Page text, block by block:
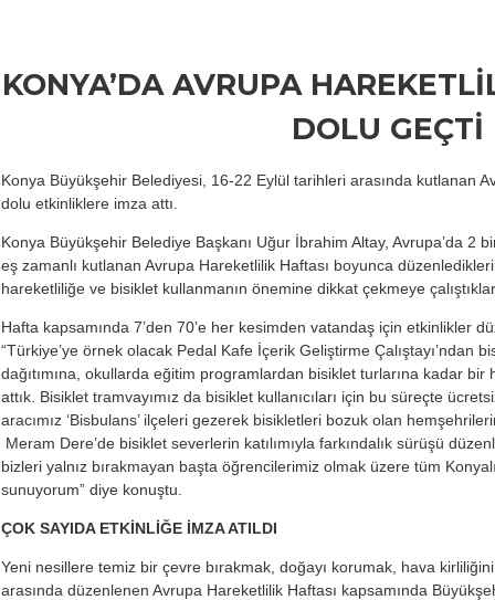
KONYA’DA AVRUPA
DOLU GEÇTİ
Konya Büyükşehir Belediyesi, 16-22 Eylül tarihleri arasında kutlanan
dolu etkinliklere imza attı.
Konya Büyükşehir Belediye Başkanı Uğur İbrahim Altay, Avrupa’da 2
eş zamanlı kutlanan Avrupa Hareketlilik Haftası boyunca
hareketliliğe ve bisiklet kullanmanın önemine dikkat çekmeye
Hafta kapsamında 7’den 70’e her kesimden vatandaş için etkinlikler
“Türkiye’ye örnek olacak Pedal Kafe İçerik Geliştirme Çalıştayı’ndan
dağıtımına, okullarda eğitim programlardan bisiklet turlarına kadar
attık. Bisiklet tramvayımız da bisiklet kullanıcıları için bu süreçte
aracımız ‘Bisbulans’ ilçeleri gezerek bisikletleri bozuk olan
Meram Dere’de bisiklet severlerin katılımıyla farkındalık sürüşü
bizleri yalnız bırakmayan başta öğrencilerimiz olmak üzere tüm
sunuyorum” diye konuştu.
ÇOK SAYIDA ETKİNLİĞE İMZA ATILDI
Yeni nesillere temiz bir çevre bırakmak, doğayı korumak, hava
arasında düzenlenen Avrupa Hareketlilik Haftası kapsamında